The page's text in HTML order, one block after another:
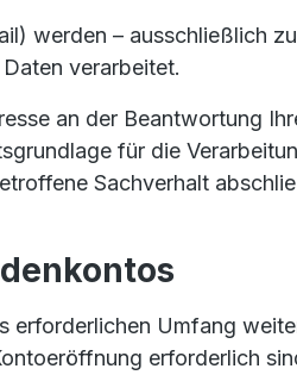
werden – ausschließlich
verarbeitet.
an der Beantwortung
für die
Sachverhalt
Umfang
erforderlich